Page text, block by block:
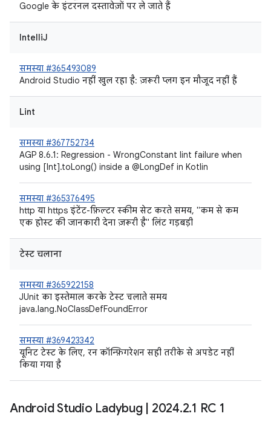
Google के इंटरनल दस्तावेज़ों पर ले जाते हैं
IntelliJ
समस्या #365493089
Android Studio नहीं खुल रहा है: ज़रूरी प्लग इन मौजूद नहीं हैं
Lint
समस्या #367752734
AGP 8.6.1: Regression - WrongConstant lint failure when
using [Int].toLong() inside a @LongDef in Kotlin
समस्या #365376495
http या https इंटेंट-फ़िल्टर स्कीम सेट करते समय, "कम से कम
एक होस्ट की जानकारी देना ज़रूरी है" लिंट गड़बड़ी
टेस्ट चलाना
समस्या #365922158
JUnit का इस्तेमाल करके टेस्ट चलाते समय
java.lang.NoClassDefFoundError
समस्या #369423342
यूनिट टेस्ट के लिए, रन कॉन्फ़िगरेशन सही तरीके से अपडेट नहीं
किया गया है
Android Studio Ladybug 2024.2.1 RC 1